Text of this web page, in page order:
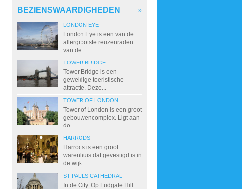
BEZIENSWAARDIGHEDEN »
LONDON EYE
London Eye is een van de
allergrootste reuzenraden
van de...
TOWER BRIDGE
Tower Bridge is een
geweldige toeristische
attractie. Deze...
TOWER OF LONDON
Tower of London is een groot
gebouwencomplex. Ligt aan
de...
HARRODS
Harrods is een groot
warenhuis dat gevestigd is in
de wijk...
ST PAULS CATHEDRAL
In de City. Op Ludgate Hill.